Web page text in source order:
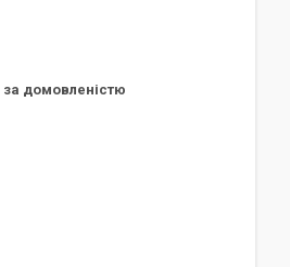
за домовленістю